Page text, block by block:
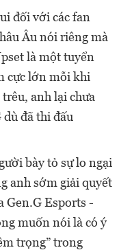
đối với các fan
Âu nói riêng mà
là một tuyển
cực lớn mỗi khi
anh lại chưa
đã thi đấu
bày tỏ sự lo ngại
anh sớm giải quyết
Gen.G Esports -
muốn nói là có ý
trọng” trong